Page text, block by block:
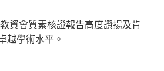
資會質素核證報告高度讚揚及肯
越學術水平。